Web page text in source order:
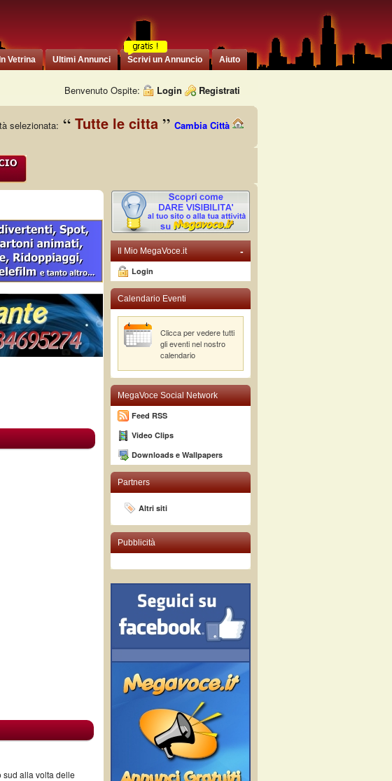
In Vetrina Ultimi Annunci Scrivi un Annuncio Aiuto
Benvenuto Ospite: Login Registrati
selezionata: Tutte le citta Cambia Città
alla volta delle
-
Il Mio MegaVoce.it
Login
Calendario Eventi
Clicca per vedere tutti
gli eventi nel nostro
calendario
MegaVoce Social Network
Feed RSS
Video Clips
Downloads e Wallpapers
Partners
Altri siti
Pubblicità